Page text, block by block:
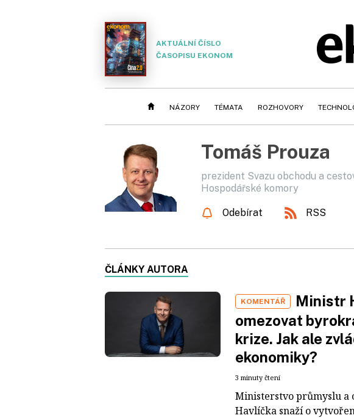
AKTUÁLNÍ ČÍSLO
ČASOPISU EKONOM
NÁZORY TÉMATA ROZHOVORY
Tomáš Prouza
prezident Svazu obchodu a
Hospodářské komory
Odebírat RSS
ČLÁNKY AUTORA
KOMENTÁŘ
Ministr
omezovat
krize. Jak ale
ekonomiky?
3 minuty čtení
Ministerstvo průmyslu a
Havlíčka snaží o